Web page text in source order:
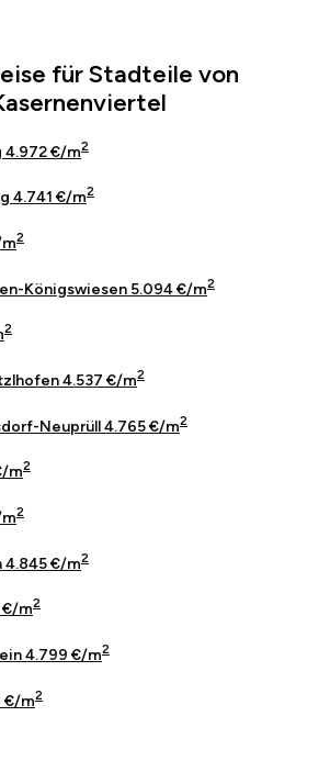
für Stadteile von
4.972 €/m2
4.741 €/m2
2
Königswiesen 5.094 €/m2
2
4.537 €/m2
Neuprüll 4.765 €/m2
m2
2
4.845 €/m2
€/m2
4.799 €/m2
€/m2